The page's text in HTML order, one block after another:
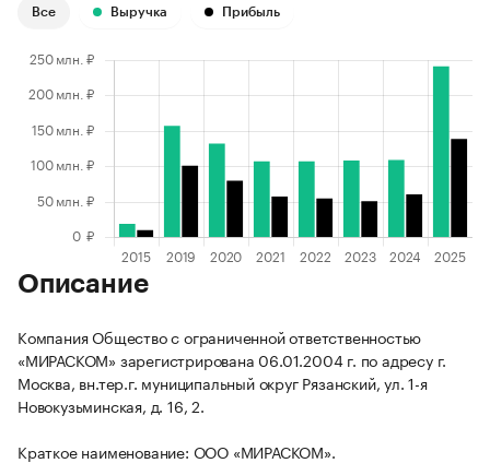
Все Выручка Прибыль
Описание
Компания Общество с ограниченной ответственностью
«МИРАСКОМ» зарегистрирована 06.01.2004 г. по адресу г.
Москва, вн.тер.г. муниципальный округ Рязанский, ул. 1-я
Новокузьминская, д. 16, 2.
Краткое наименование: ООО «МИРАСКОМ».